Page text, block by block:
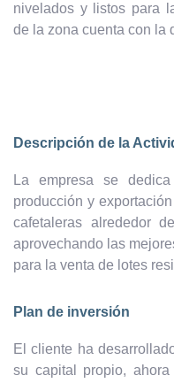
nivelados y listos para
de la zona cuenta con la
Descripción de la
La empresa se
producción y
cafetaleras alrededor
aprovechando las
para la venta de lotes
Plan de inversión
El cliente ha
su capital propio,